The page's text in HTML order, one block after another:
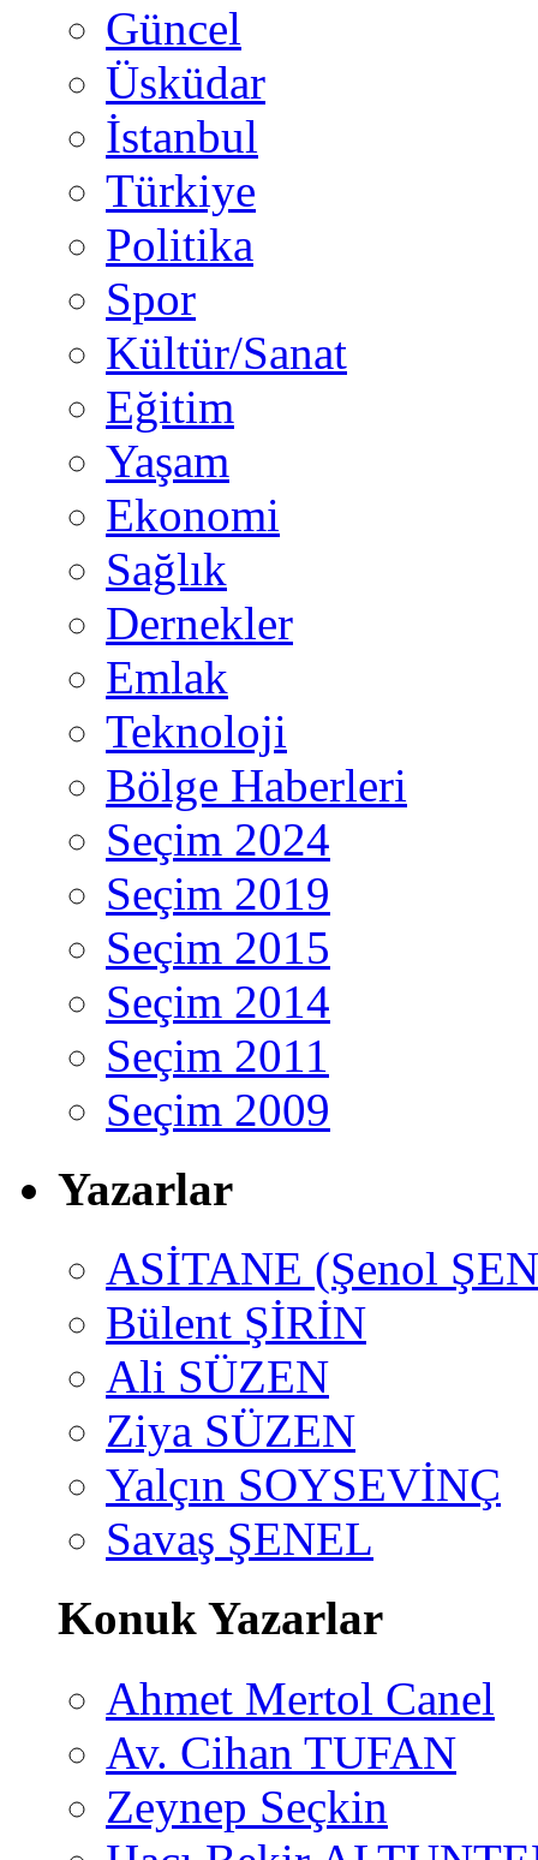
Güncel
Üsküdar
İstanbul
Türkiye
Politika
Spor
Kültür/Sanat
Eğitim
Yaşam
Ekonomi
Sağlık
Dernekler
Emlak
Teknoloji
Bölge Haberleri
Seçim 2024
Seçim 2019
Seçim 2015
Seçim 2014
Seçim 2011
Seçim 2009
Yazarlar
ASİTANE (Şenol
Bülent ŞİRİN
Ali SÜZEN
Ziya SÜZEN
Yalçın SOYSEVİNÇ
Savaş ŞENEL
Konuk Yazarlar
Ahmet Mertol Canel
Av. Cihan TUFAN
Zeynep Seçkin